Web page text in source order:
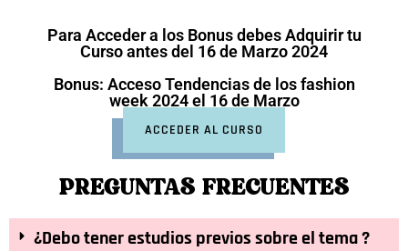
Para Acceder a los Bonus debes Adquirir tu
Curso antes del 16 de Marzo 2024
Bonus: Acceso Tendencias de los fashion
week 2024 el 16 de Marzo
ACCEDER AL CURSO
PREGUNTAS FRECUENTES
¿Debo tener estudios previos sobre el tema ?